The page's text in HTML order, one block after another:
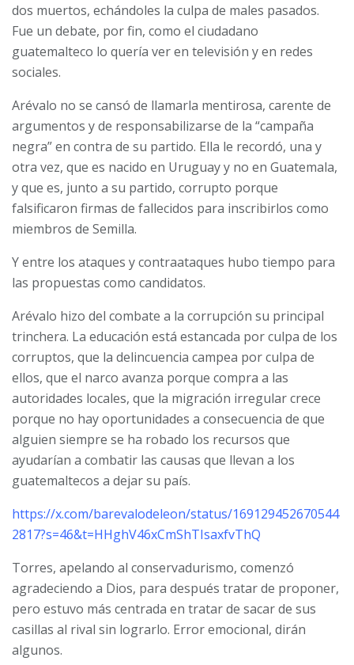
dos muertos, echándoles la culpa de males pasados.
Fue un debate, por fin, como el ciudadano
guatemalteco lo quería ver en televisión y en redes
sociales.
Arévalo no se cansó de llamarla mentirosa, carente de
argumentos y de responsabilizarse de la “campaña
negra” en contra de su partido. Ella le recordó, una y
otra vez, que es nacido en Uruguay y no en Guatemala,
y que es, junto a su partido, corrupto porque
falsificaron firmas de fallecidos para inscribirlos como
miembros de Semilla.
Y entre los ataques y contraataques hubo tiempo para
las propuestas como candidatos.
Arévalo hizo del combate a la corrupción su principal
trinchera. La educación está estancada por culpa de los
corruptos, que la delincuencia campea por culpa de
ellos, que el narco avanza porque compra a las
autoridades locales, que la migración irregular crece
porque no hay oportunidades a consecuencia de que
alguien siempre se ha robado los recursos que
ayudarían a combatir las causas que llevan a los
guatemaltecos a dejar su país.
https://x.com/barevalodeleon/status/169129452670544
2817?s=46&t=HHghV46xCmShTIsaxfvThQ
Torres, apelando al conservadurismo, comenzó
agradeciendo a Dios, para después tratar de proponer,
pero estuvo más centrada en tratar de sacar de sus
casillas al rival sin lograrlo. Error emocional, dirán
algunos.